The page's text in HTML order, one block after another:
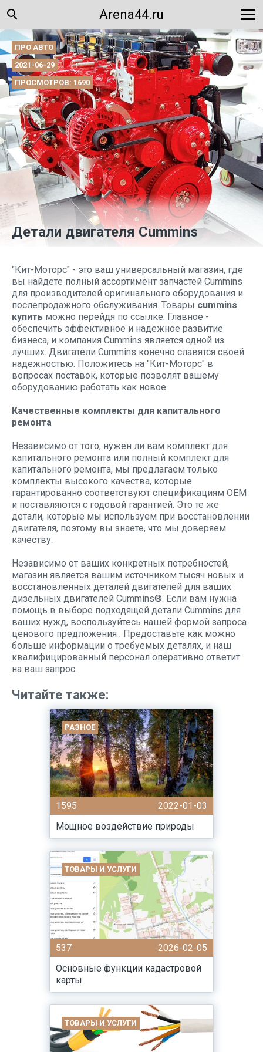
Arena44.ru
ПРО АВТО
2021-06-29
ПРОСМОТРОВ: 1690
Детали двигателя Cummins
"Кит-Моторс" - это ваш универсальный магазин, где
вы найдете полный ассортимент запчастей Cummins
для производителей оригинального оборудования и
послепродажного обслуживания. Товары cummins
купить можно перейдя по ссылке. Главное -
обеспечить эффективное и надежное развитие
бизнеса, и компания Cummins является одной из
лучших. Двигатели Cummins конечно славятся своей
надежностью. Положитесь на "Кит-Моторс" в
вопросах поставок, которые позволят вашему
оборудованию работать как новое.
Качественные комплекты для капитального
ремонта
Независимо от того, нужен ли вам комплект для
капитального ремонта или полный комплект для
капитального ремонта, мы предлагаем только
комплекты высокого качества, которые
гарантированно соответствуют спецификациям OEM
и поставляются с годовой гарантией. Это те же
детали, которые мы используем при восстановлении
двигателя, поэтому вы знаете, что мы доверяем
качеству.
Независимо от ваших конкретных потребностей,
магазин является вашим источником тысяч новых и
восстановленных деталей двигателей для ваших
дизельных двигателей Cummins®. Если вам нужна
помощь в выборе подходящей детали Cummins для
ваших нужд, воспользуйтесь нашей формой запроса
ценового предложения . Предоставьте как можно
больше информации о требуемых деталях, и наш
квалифицированный персонал оперативно ответит
на ваш запрос.
Читайте также:
РАЗНОЕ
1595
2022-01-03
Мощное воздействие природы
ТОВАРЫ И УСЛУГИ
537
2026-02-05
Основные функции кадастровой
карты
ТОВАРЫ И УСЛУГИ